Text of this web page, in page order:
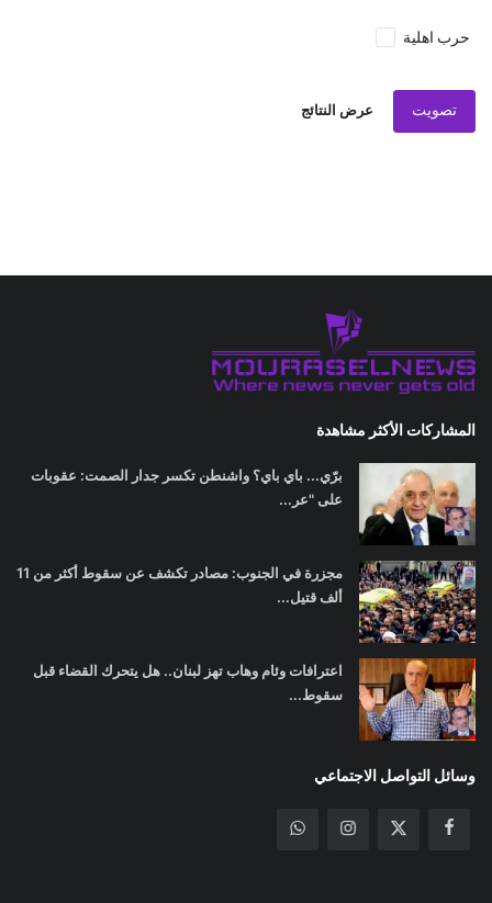
حرب اهلية
تصويت عرض النتائج
المشاركات الأكثر مشاهدة
برّي... باي باي؟ واشنطن تكسر جدار الصمت: عقوبات
على "عر...
مجزرة في الجنوب: مصادر تكشف عن سقوط أكثر من 11
ألف قتيل...
اعترافات وئام وهاب تهز لبنان.. هل يتحرك القضاء قبل
سقوط...
وسائل التواصل الاجتماعي